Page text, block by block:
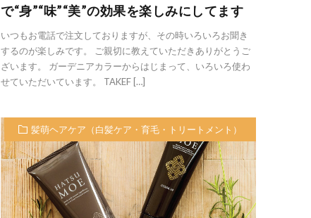
で“身”“味”“美”の効果を楽しみにしてます
いつもお電話で注文しておりますが、その時いろいろお聞き
するのが楽しみです。 ご親切に教えていただきありがとうご
ざいます。 ガーデニアカラーからはじまって、いろいろ使わ
せていただいています。 TAKEF […]
髪萌ヘアケア（白髪ケア・育毛・トリートメント）